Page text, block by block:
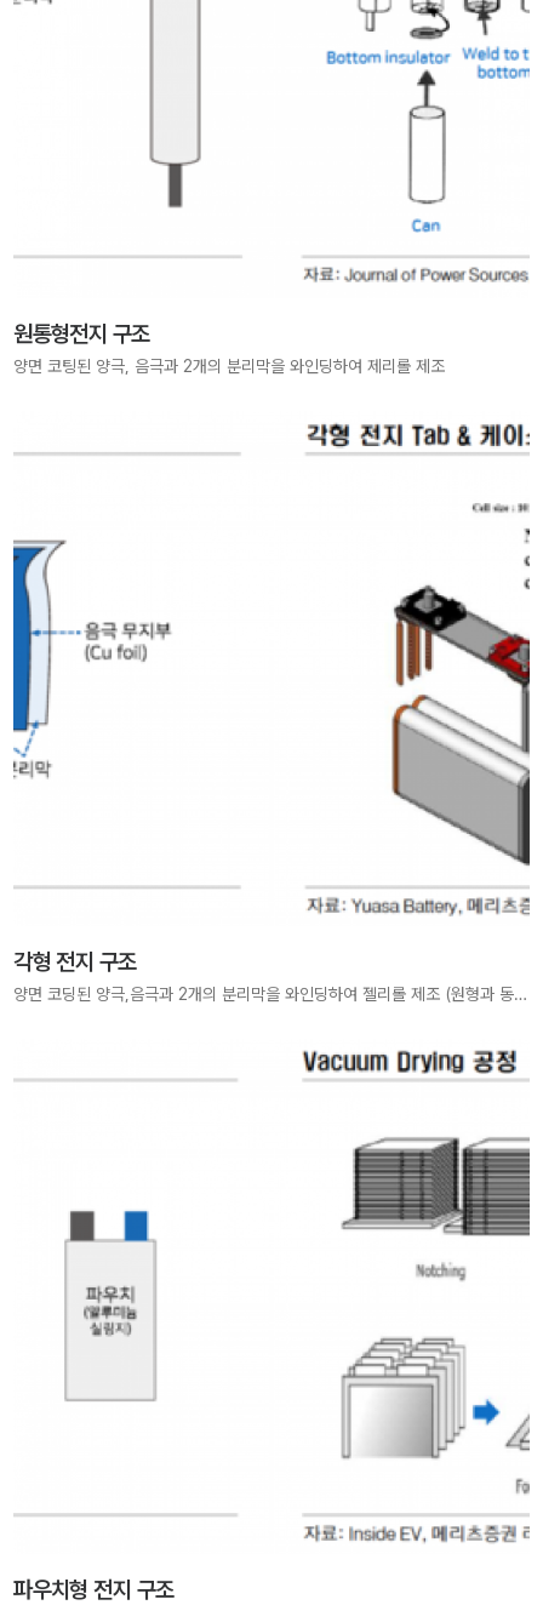
원통형전지 구조
양면 코팅된 양극, 음극과 2개의 분리막을 와인딩하여 제리롤 제조
각형 전지 구조
양면 코딩된 양극,음극과 2개의 분리막을 와인딩하여 젤리롤 제조 (원형과 동일)
파우치형 전지 구조